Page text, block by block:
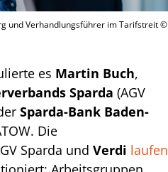
und Verhandlungsführer im Tarifstreit ©
es Martin Buch,
Sparda (AGV
Sparda-Bank Baden-
Die
Sparda und Verdi laufen